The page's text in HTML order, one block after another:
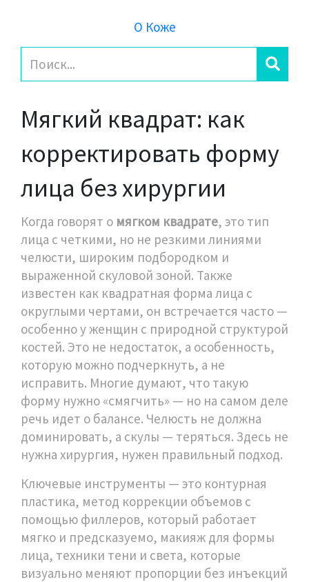
О Коже
Мягкий квадрат: как
корректировать форму
лица без хирургии
Когда говорят о мягком квадрате, это тип
лица с четкими, но не резкими линиями
челюсти, широким подбородком и
выраженной скуловой зоной. Также
известен как квадратная форма лица с
округлыми чертами, он встречается часто —
особенно у женщин с природной структурой
костей. Это не недостаток, а особенность,
которую можно подчеркнуть, а не
исправить. Многие думают, что такую
форму нужно «смягчить» — но на самом деле
речь идет о балансе. Челюсть не должна
доминировать, а скулы — теряться. Здесь не
нужна хирургия, нужен правильный подход.
Ключевые инструменты — это контурная
пластика, метод коррекции объемов с
помощью филлеров, который работает
мягко и предсказуемо, макияж для формы
лица, техники тени и света, которые
визуально меняют пропорции без инъекций